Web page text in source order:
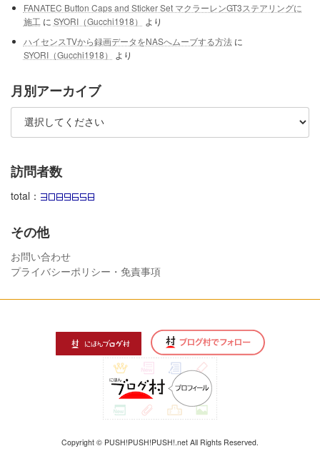
FANATEC Button Caps and Sticker Set マクラーレンGT3ステアリングに
施工 に SYORI（Gucchi1918）
より
ハイセンスTVから録画データをNASへムーブする方法に
SYORI（Gucchi1918）
より
月別アーカイブ
訪問者数
total：
その他
お問い合わせ
プライバシーポリシー・免責事項
Copyright © PUSH!PUSH!PUSH!.net All Rights Reserved.